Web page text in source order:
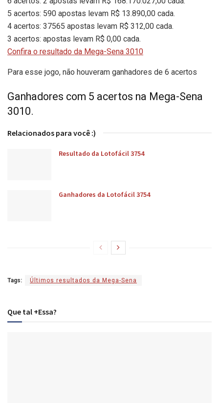
5 acertos: 590 apostas levam R$ 13.890,00 cada.
4 acertos: 37565 apostas levam R$ 312,00 cada.
3 acertos: apostas levam R$ 0,00 cada.
Confira o resultado da Mega-Sena 3010
Para esse jogo, não houveram ganhadores de 6 acertos
Ganhadores com 5 acertos na Mega-Sena
3010.
Relacionados para você :)
Resultado da Lotofácil 3754
Ganhadores da Lotofácil 3754
Tags: Últimos resultados da Mega-Sena
Que tal +Essa?